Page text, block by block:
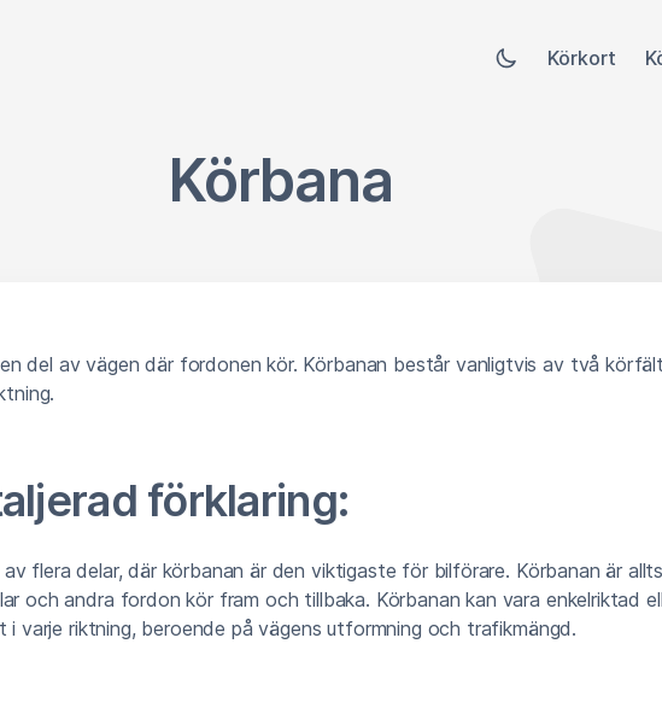
Körkort
Körbana
del av vägen där fordonen kör. Körbanan består vanligtvis av två
förklaring:
flera delar, där körbanan är den viktigaste för bilförare. Körbanan är
och andra fordon kör fram och tillbaka. Körbanan kan vara enkelriktad
i varje riktning, beroende på vägens utformning och trafikmängd.